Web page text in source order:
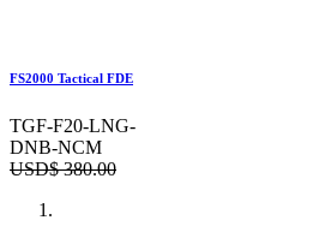
FS2000 Tactical FDE
TGF-F20-LNG-
DNB-NCM
USD$380.00